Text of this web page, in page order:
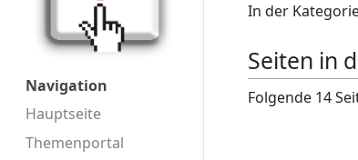
Navigation
Hauptseite
Themenportal
In der
Seiten in
Folgende 14